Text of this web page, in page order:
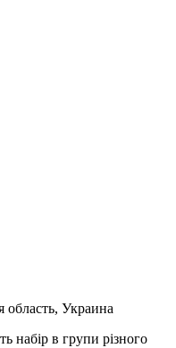
область, Украина
набір в групи різного